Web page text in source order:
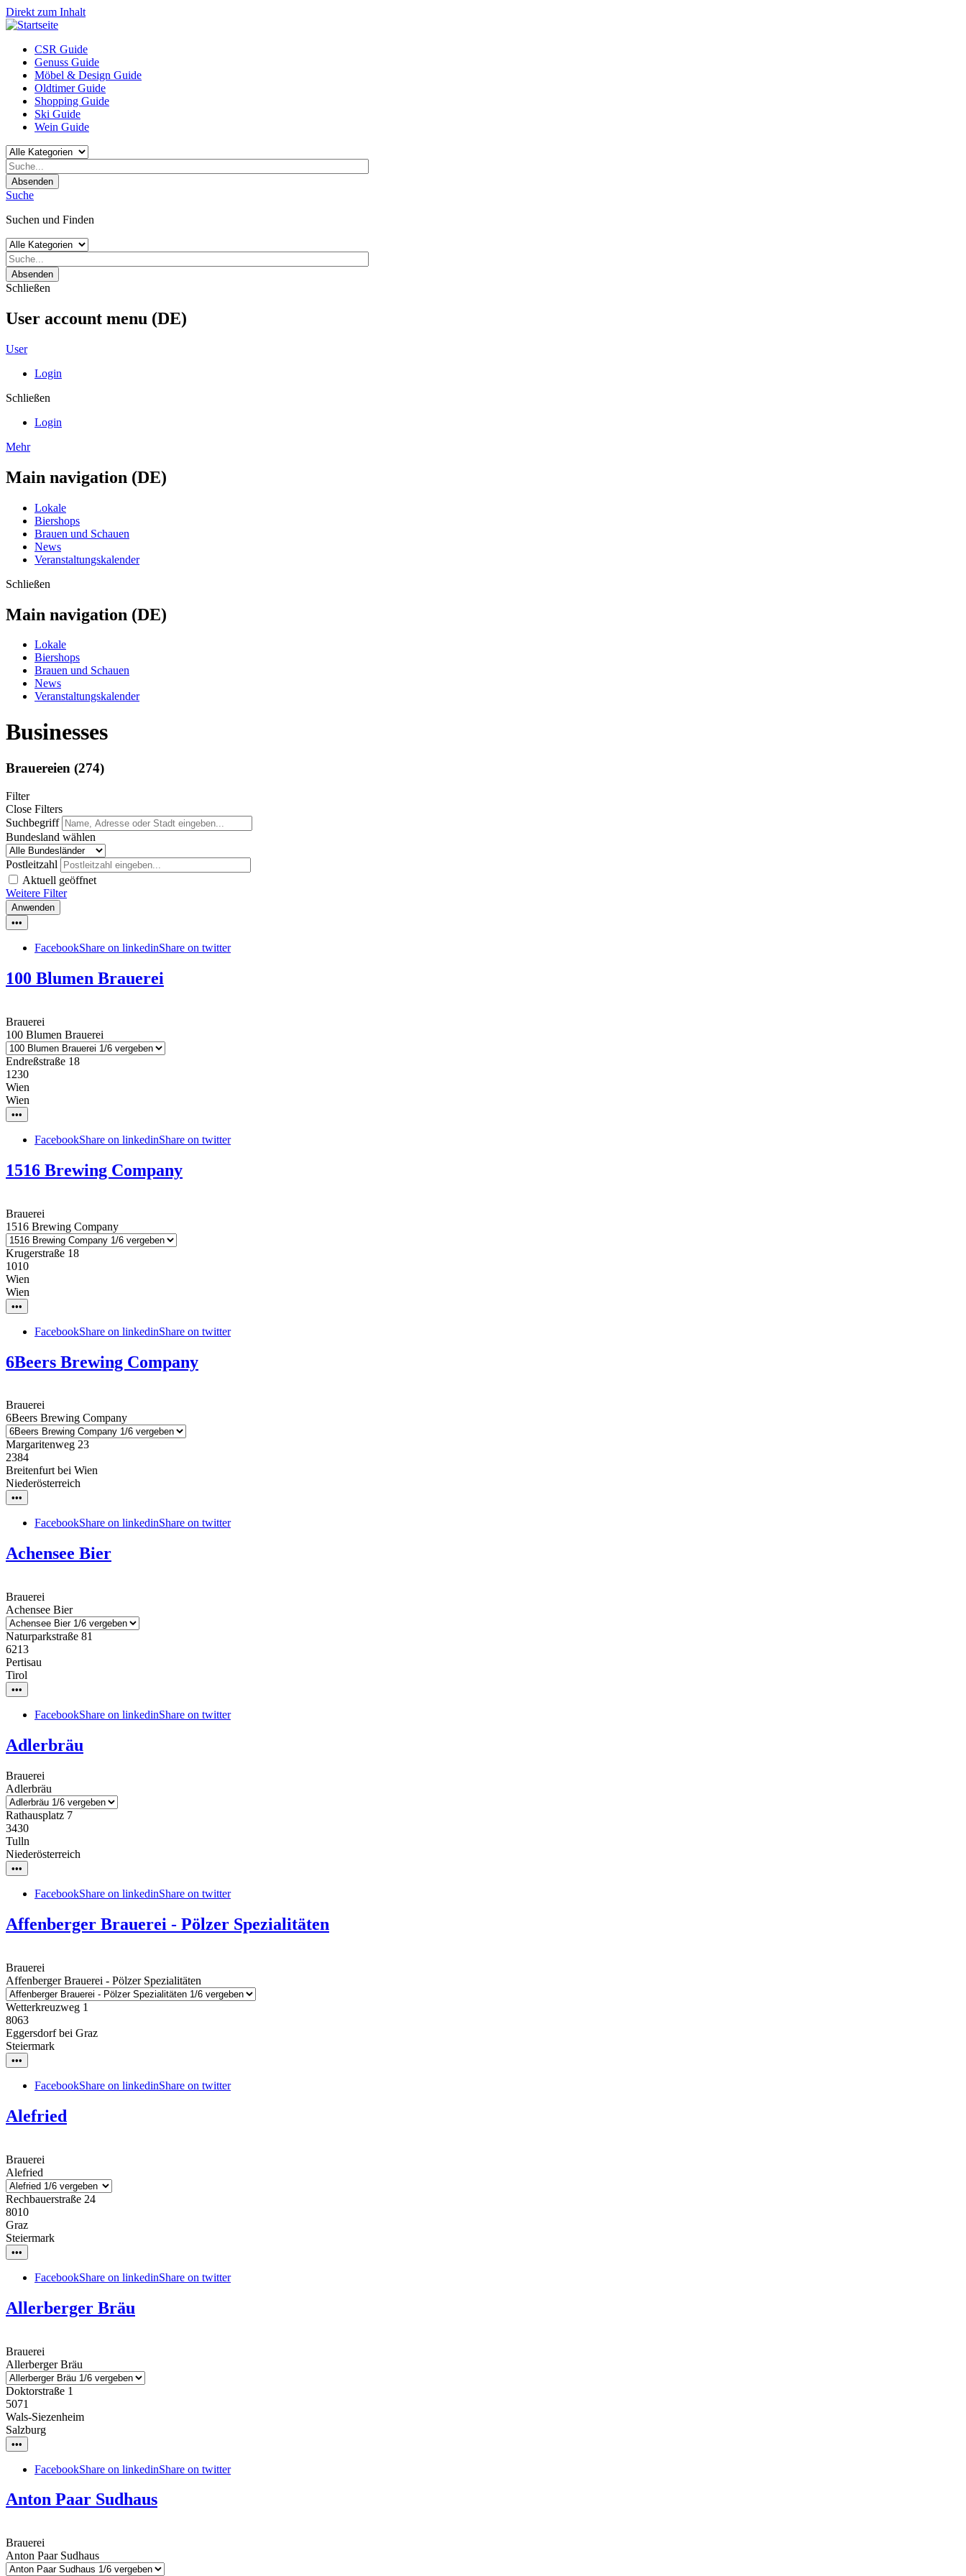
Direkt zum Inhalt
CSR Guide
Genuss Guide
Möbel & Design Guide
Oldtimer Guide
Shopping Guide
Ski Guide
Wein Guide
Absenden
Suche
Suchen und Finden
Absenden
Schließen
User account menu (DE)
User
Login
Schließen
Login
Mehr
Main navigation (DE)
Lokale
Biershops
Brauen und Schauen
News
Veranstaltungskalender
Schließen
Main navigation (DE)
Lokale
Biershops
Brauen und Schauen
News
Veranstaltungskalender
Businesses
Brauereien (274)
Filter
Close Filters
Suchbegriff
Bundesland wählen
Postleitzahl
Aktuell geöffnet
Weitere Filter
Anwenden
•••
FacebookShare on linkedinShare on twitter
100 Blumen Brauerei
Brauerei
100 Blumen Brauerei
Endreßstraße 18
1230
Wien
Wien
•••
FacebookShare on linkedinShare on twitter
1516 Brewing Company
Brauerei
1516 Brewing Company
Krugerstraße 18
1010
Wien
Wien
•••
FacebookShare on linkedinShare on twitter
6Beers Brewing Company
Brauerei
6Beers Brewing Company
Margaritenweg 23
2384
Breitenfurt bei Wien
Niederösterreich
•••
FacebookShare on linkedinShare on twitter
Achensee Bier
Brauerei
Achensee Bier
Naturparkstraße 81
6213
Pertisau
Tirol
•••
FacebookShare on linkedinShare on twitter
Adlerbräu
Brauerei
Adlerbräu
Rathausplatz 7
3430
Tulln
Niederösterreich
•••
FacebookShare on linkedinShare on twitter
Affenberger Brauerei - Pölzer Spezialitäten
Brauerei
Affenberger Brauerei - Pölzer Spezialitäten
Wetterkreuzweg 1
8063
Eggersdorf bei Graz
Steiermark
•••
FacebookShare on linkedinShare on twitter
Alefried
Brauerei
Alefried
Rechbauerstraße 24
8010
Graz
Steiermark
•••
FacebookShare on linkedinShare on twitter
Allerberger Bräu
Brauerei
Allerberger Bräu
Doktorstraße 1
5071
Wals-Siezenheim
Salzburg
•••
FacebookShare on linkedinShare on twitter
Anton Paar Sudhaus
Brauerei
Anton Paar Sudhaus